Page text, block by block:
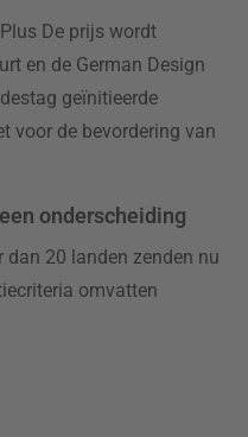
De prijs wordt
en de German Design
geïnitieerde
voor de bevordering van
onderscheiding
dan 20 landen zenden nu
omvatten